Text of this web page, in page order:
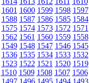
1601 1600 1599 1598 1597
1588 1587 1586 1585 1584
1575 1574 1573 1572 1571
1562 1561 1560 1559 1558
1549 1548 1547 1546 1545
1536 1535 1534 1533 1532
1523 1522 1521 1520 1519
1510 1509 1508 1507 1506
1497 1496 1495 1494 1493